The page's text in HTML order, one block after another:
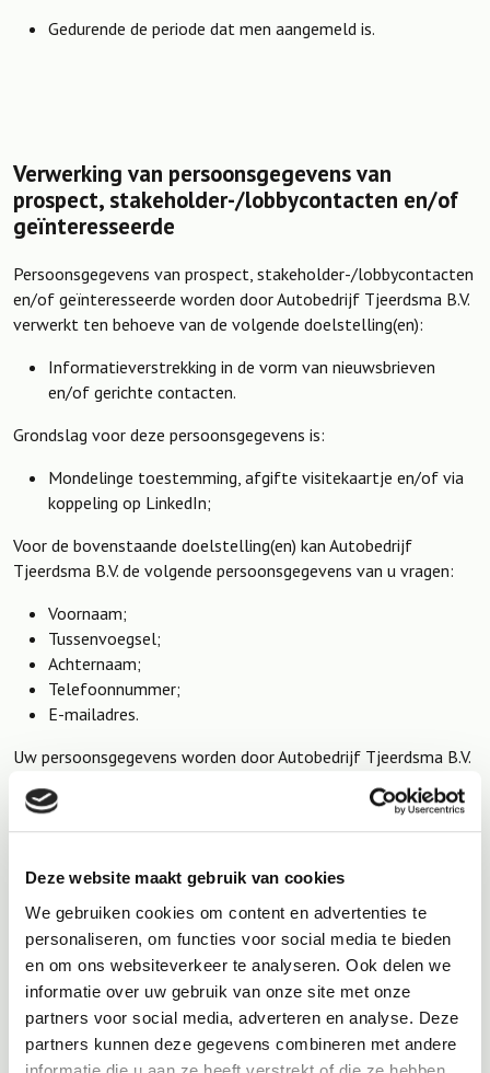
Deze website maakt gebruik van cookies
We gebruiken cookies om content en advertenties te
personaliseren, om functies voor social media te bieden
en om ons websiteverkeer te analyseren. Ook delen we
informatie over uw gebruik van onze site met onze
partners voor social media, adverteren en analyse. Deze
partners kunnen deze gegevens combineren met andere
Gedurende de periode dat men aangemeld is.
Verwerking van persoonsgegevens van
prospect, stakeholder-/lobbycontacten en/of
geïnteresseerde
Persoonsgegevens van prospect, stakeholder-/lobbycontacten
en/of geïnteresseerde worden door Autobedrijf Tjeerdsma B.V.
verwerkt ten behoeve van de volgende doelstelling(en):
Informatieverstrekking in de vorm van nieuwsbrieven
en/of gerichte contacten.
Grondslag voor deze persoonsgegevens is:
Mondelinge toestemming, afgifte visitekaartje en/of via
koppeling op LinkedIn;
Voor de bovenstaande doelstelling(en) kan Autobedrijf
Tjeerdsma B.V. de volgende persoonsgegevens van u vragen:
Voornaam;
Tussenvoegsel;
Achternaam;
Telefoonnummer;
E-mailadres.
Uw persoonsgegevens worden door Autobedrijf Tjeerdsma B.V.
opgeslagen ten behoeve van bovengenoemde verwerking(en)
voor de periode:
prospect, stakeholder-/lobbycontacten en/of
Verstrekking aan derden